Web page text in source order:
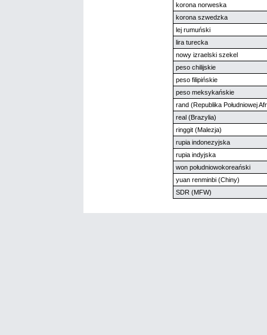
korona norweska
korona szwedzka
lej rumuński
lira turecka
nowy izraelski szekel
peso chilijskie
peso filipińskie
peso meksykańskie
rand (Republika Południowej
real (Brazylia)
ringgit (Malezja)
rupia indonezyjska
rupia indyjska
won południowokoreański
yuan renminbi (Chiny)
SDR (MFW)